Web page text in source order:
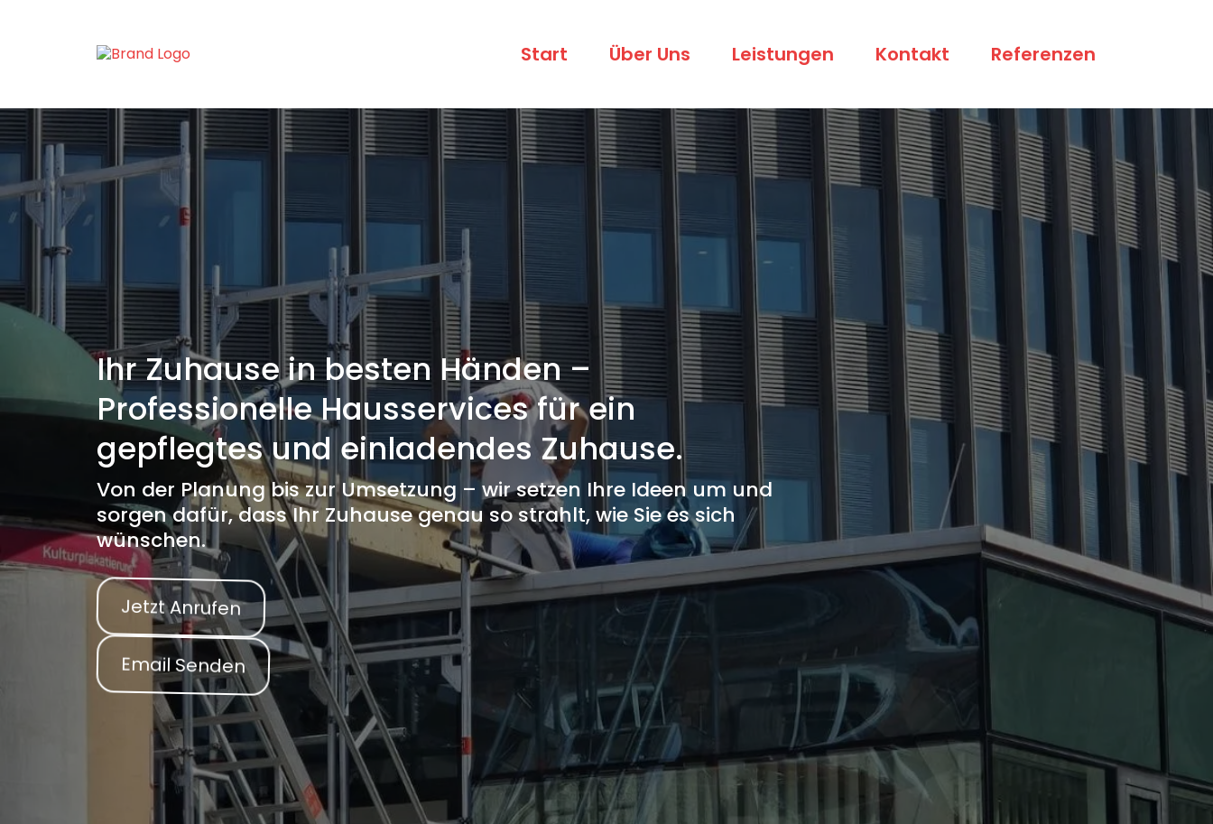
Start Über Uns Leistungen Kontakt Referenzen
Ihr Zuhause in besten Händen –
Professionelle Hausservices für ein
gepflegtes und einladendes Zuhause.
Von der Planung bis zur Umsetzung – wir setzen Ihre Ideen um und
sorgen dafür, dass Ihr Zuhause genau so strahlt, wie Sie es sich
wünschen.
Jetzt Anrufen
Email Senden